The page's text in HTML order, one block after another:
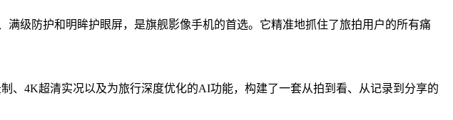
级防护和明眸护眼屏，是旗舰影像手机的首选。它精准地抓住了旅拍用户的所有痛
、4K超清实况以及为旅行深度优化的AI功能，构建了一套从拍到看、从记录到分享的